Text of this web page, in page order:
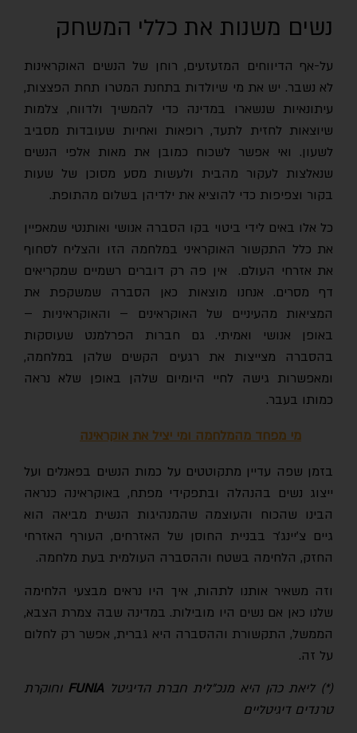
נשים משנות את כללי המשחק
על-אף הדיווחים המזעזעים, רוחן של הנשים האוקראינות
לא נשבר. יש את מי שיולדות בתחנת המטרו תחת הפצצות,
עיתונאיות שנשארו במדינה כדי להמשיך ולדווח, צלמות
שיוצאות לחזית לתעד, רופאות ואחיות שעובדות מסביב
לשעון. ואי אפשר לשכוח כמובן את מאות אלפי הנשים
שנאלצות לעקור מהבית ולעשות מסע מסוכן של שעות
בקור וצפיפות כדי להוציא את ילדיהן בשלום מהתופת.
כל אלו באים לידי ביטוי בקו הסברה אנושי ואותנטי שמאפיין
את כלל התקשור האוקראיני במלחמה הזו והצליח לסחוף
את אזרחי העולם. אין פה רק דוברים רשמיים שמקריאים
דף מסרים. אנחנו מוצאות כאן הסברה שמשקפת את
המציאות מהעיניים של האוקראינים – והאוקראיניות –
באופן אנושי ואמיתי. גם חברות הפרלמנט שעוסקות
בהסברה מצייצות את רגעים הקשים שלהן במלחמה,
ומאפשרות גישה לחיי היומיום שלהן באופן שלא נראה
כמותו בעבר.
מי מפחד מהמלחמה ומי יציל את אוקראינה
בזמן שפה עדיין מתקוטטים על כמות הנשים בפאנלים ועל
ייצוג נשים בהנהלה ובתפקידי מפתח, באוקראינה כנראה
הבינו שהכוח והעוצמה שהמנהיגות הנשית מביאה הוא
גיים צ׳יינג׳ר בבניית החוסן של האזרחים, העורף האזרחי
החזק, הלחימה בשטח וההסברה העולמית בעת מלחמה.
וזה משאיר אותנו לתהות, איך היו נראים מבצעי הלחימה
שלנו כאן אם נשים היו מובילות. במדינה שבה צמרת הצבא,
הממשל, התקשורת וההסברה היא גברית, אפשר רק לחלום
על זה.
(*) ליאת כהן היא מנכ"לית חברת הדיגיטלFUNIAוחוקרת
טרנדים דיגיטליים